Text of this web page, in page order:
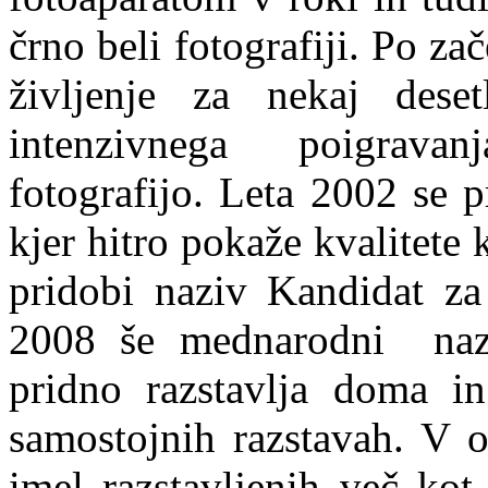
črno beli fotografiji. Po
življenje za nekaj
intenzivnega
fotografijo. Leta 2002 se
kjer hitro pokaže kvalitete
pridobi naziv Kandidat
2008 še mednarodni
pridno razstavlja doma
samostojnih razstavah.